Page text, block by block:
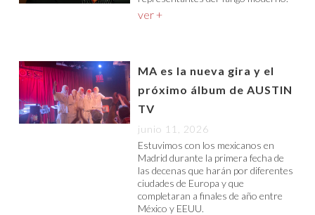
ver +
MA es la nueva gira y el
próximo álbum de AUSTIN
TV
junio 11, 2026
Estuvimos con los mexicanos en
Madrid durante la primera fecha de
las decenas que harán por diferentes
ciudades de Europa y que
completaran a finales de año entre
México y EEUU.